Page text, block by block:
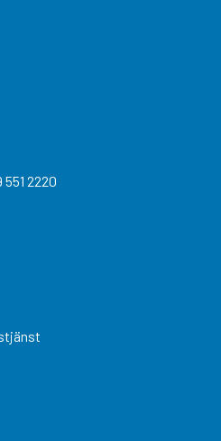
551 2220